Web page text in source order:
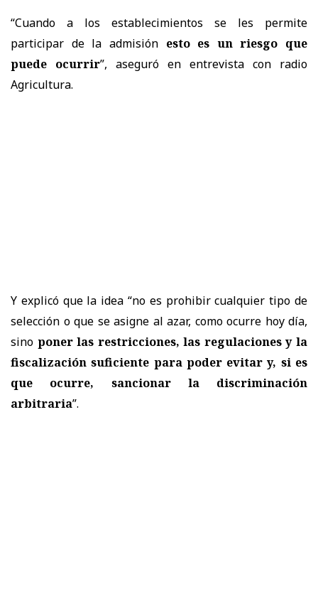
“Cuando a los establecimientos se les permite
participar de la admisión esto es un riesgo que
puede ocurrir”, aseguró en entrevista con radio
Agricultura.
Y explicó que la idea “no es prohibir cualquier tipo de
selección o que se asigne al azar, como ocurre hoy día,
sino poner las restricciones, las regulaciones y la
fiscalización suficiente para poder evitar y, si es
que ocurre, sancionar la discriminación
arbitraria”.